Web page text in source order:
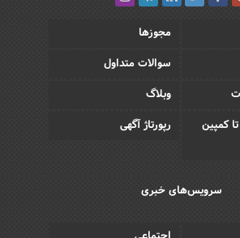
مجوزها
سوالات متداول
وبلاگ
کمپین
رپورتاژ آگهی
سرویس‌های خبری